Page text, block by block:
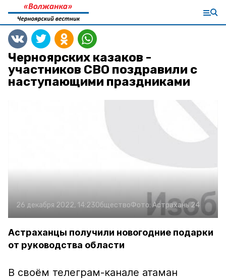
Черноярских казаков -
участников СВО поздравили с
наступающими праздниками
26 декабря 2022, 14:23ОбществоФото:Астрахань 24
Астраханцы получили новогодние подарки
от руководства области
В своём телеграм-канале атаман